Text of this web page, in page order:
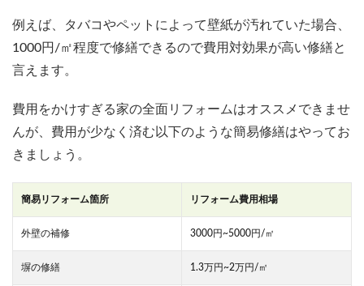
例えば、タバコやペットによって壁紙が汚れていた場合、
1000円/㎡程度で修繕できるので費用対効果が高い修繕と
言えます。
費用をかけすぎる家の全面リフォームはオススメできませ
んが、費用が少なく済む以下のような簡易修繕はやってお
きましょう。
簡易リフォーム箇所 リフォーム費用相場
外壁の補修 3000円~5000円/㎡
塀の修繕 1.3万円~2万円/㎡